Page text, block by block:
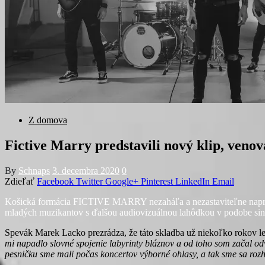
Z domova
Fictive Marry predstavili nový klip,
By Schnaps 3. decembra 2020 0
Zdieľať Facebook Twitter Google+ Pinterest LinkedIn Email
Košická formácia FICTIVE MARRY nezaháľa a nezastaviteľne
mladých muzikantov s ďalšou audiovizuálnou lahôdkou v podobe
Spevák Marek Lacko prezrádza, že táto skladba už niekoľko rokov
mi napadlo slovné spojenie labyrinty bláznov a od toho som začal
pesničku sme mali počas koncertov výborné ohlasy, a tak sme sa